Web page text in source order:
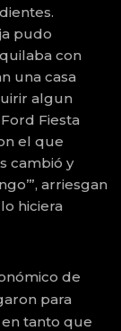
pudo
con
una casa
algun
Fiesta
el que
cambió y
arriesgan
hiciera
de
para
tanto que